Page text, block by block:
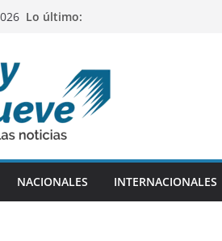
Lo último:
NACIONALES INTERNACIONALES